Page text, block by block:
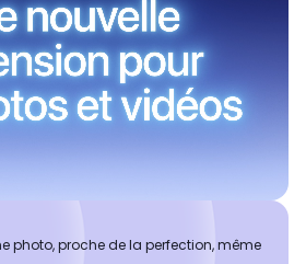
photo, proche de la perfection, même